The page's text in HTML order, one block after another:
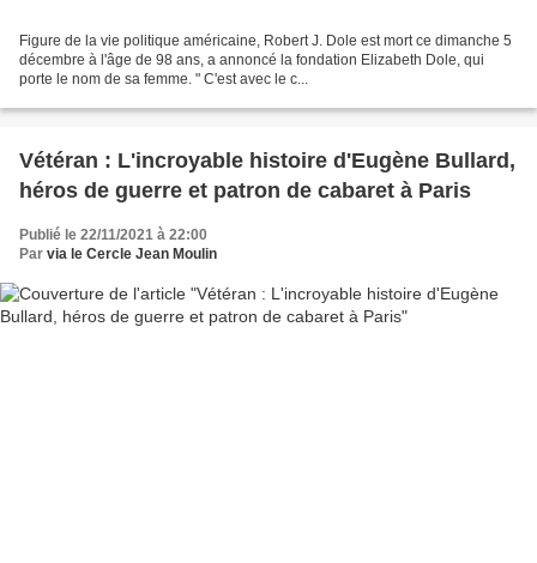
Figure de la vie politique américaine, Robert J. Dole est mort ce dimanche 5
décembre à l'âge de 98 ans, a annoncé la fondation Elizabeth Dole, qui
porte le nom de sa femme. " C'est avec le c...
Vétéran : L'incroyable histoire d'Eugène Bullard,
héros de guerre et patron de cabaret à Paris
Publié le 22/11/2021 à 22:00
Par via le Cercle Jean Moulin